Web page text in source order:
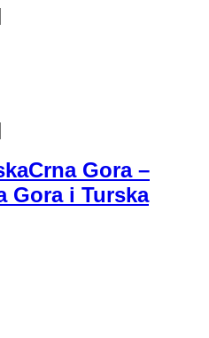
Crna Gora –
Gora i Turska